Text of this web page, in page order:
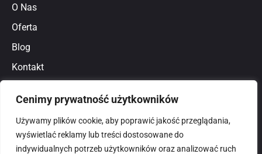
Cenimy prywatność użytkowników
Używamy plików cookie, aby poprawić jakość przeglądania,
wyświetlać reklamy lub treści dostosowane do
indywidualnych potrzeb użytkowników oraz analizować ruch
O Nas
Oferta
Blog
Kontakt
Polityka prywatności